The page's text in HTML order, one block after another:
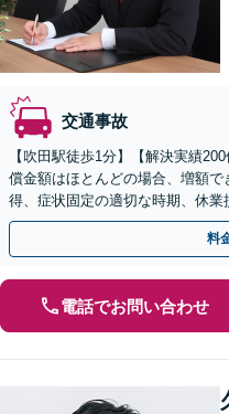
交通事故
【吹田駅徒歩1分】【解決実績
償金額はほとんどの場合、増額
得、症状固定の適切な時期、休
ード対応！一人で対応せず、ご相
料
電話でお問い合わせ